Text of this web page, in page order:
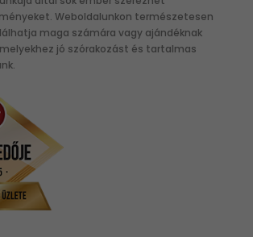
Weboldalunkon természetesen
maga számára vagy ajándéknak
jó szórakozást és tartalmas